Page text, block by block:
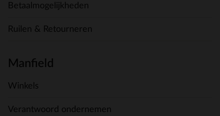
Betaalmogelijkheden
Ruilen & Retourneren
Manfield
Winkels
Verantwoord ondernemen